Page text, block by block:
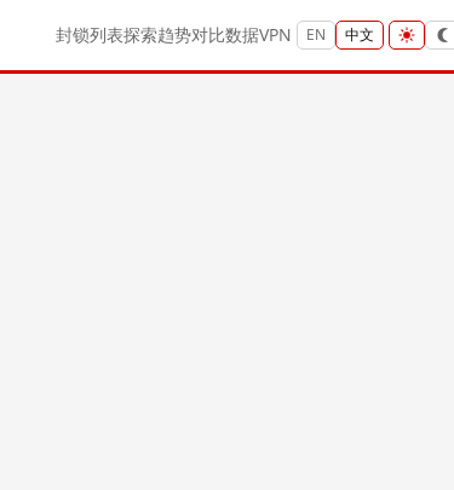
封锁列表探索趋势对比数据VPN EN 中文